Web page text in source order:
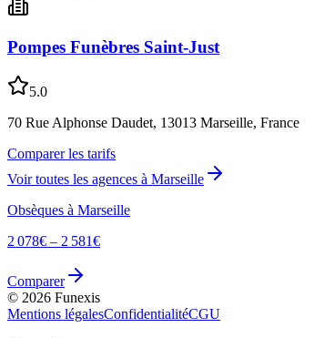
Pompes Funèbres Saint-Just
5.0
70 Rue Alphonse Daudet, 13013 Marseille, France
Comparer les tarifs
Voir toutes les agences à Marseille
Obsèques à Marseille
2 078€ – 2 581€
Comparer
© 2026 Funexis
Mentions légalesConfidentialitéCGU